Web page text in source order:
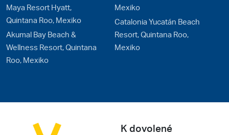
Maya Resort Hyatt,
Quintana Roo, Mexiko
Akumal Bay Beach &
Wellness Resort, Quintana
Roo, Mexiko
Mexiko
Catalonia Yucatán Beach
Resort, Quintana Roo,
Mexiko
K dovolené